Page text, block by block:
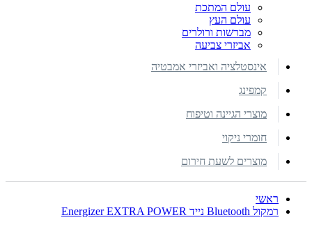
עולם המתכת
עולם העץ
מברשות ורולרים
אביזרי צביעה
אינסטלציה ואביזרי אמבטיה
קמפינג
מוצרי הגיינה וטיפוח
חומרי ניקוי
מוצרים לשעת חירום
ראשי
רמקול Bluetooth נייד Energizer EXTRA POWER